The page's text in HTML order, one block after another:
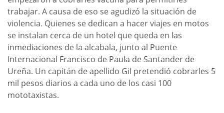
trabajar. A causa de eso se agudizó la situación de
violencia. Quienes se dedican a hacer viajes en motos
se instalan cerca de un hotel que queda en las
inmediaciones de la alcabala, junto al Puente
Internacional Francisco de Paula de Santander de
Ureña. Un capitán de apellido Gil pretendió cobrarles 5
mil pesos diarios a cada uno de los casi 100
mototaxistas.